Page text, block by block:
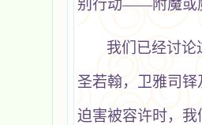
别行动——附魔或
我们已经讨论
圣若翰，卫雅司
迫害被容许时，